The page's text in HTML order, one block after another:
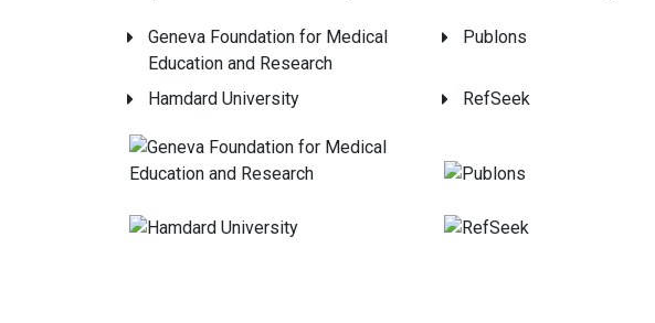
Geneva Foundation for Medical
Education and Research
Publons
Hamdard University RefSeek